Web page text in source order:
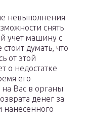
невыполнения
снять
учет машину с
думать, что
от этой
о недостатке
его
на Вас в органы
денег за
нанесенного